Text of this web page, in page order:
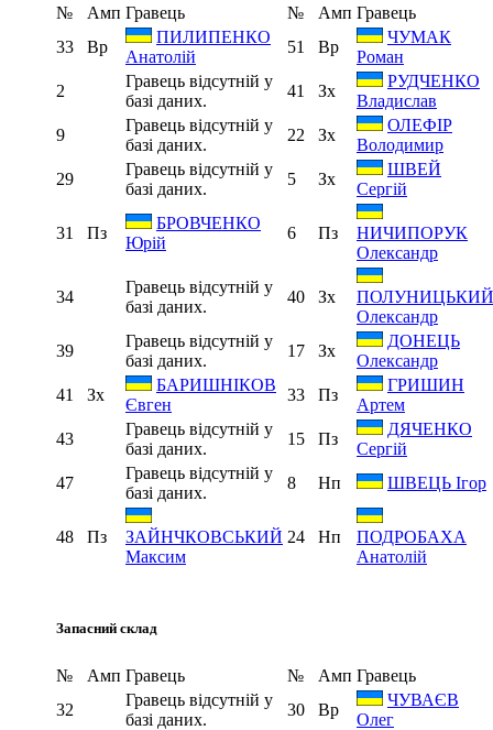
№ Амп Гравець № Амп Гравець
33
Вр
ПИЛИПЕНКО
Анатолій
51 Вр
ЧУМАК
Роман
2
Гравець відсутній у
базі даних.
41 Зх
РУДЧЕНКО
Владислав
9
Гравець відсутній у
базі даних.
22 Зх
ОЛЕФІР
Володимир
29
Гравець відсутній у
базі даних.
5 Зх
ШВЕЙ
Сергій
31 Пз
БРОВЧЕНКО
Юрій
6 Пз
НИЧИПОРУК
Олександр
34
Гравець відсутній у
базі даних.
40 Зх
ПОЛУНИЦЬКИЙ
Олександр
39
Гравець відсутній у
базі даних.
17 Зх
ДОНЕЦЬ
Олександр
41
Зх
БАРИШНІКОВ
Євген
33 Пз
ГРИШИН
Артем
43
Гравець відсутній у
базі даних.
15 Пз
ДЯЧЕНКО
Сергій
47
Гравець відсутній у
базі даних.
8 Нп ШВЕЦЬ Ігор
48 Пз
ЗАЙНЧКОВСЬКИЙ
Максим
24 Нп
ПОДРОБАХА
Анатолій
Запасний склад
№ Амп Гравець № Амп Гравець
32
Гравець відсутній у
базі даних.
30 Вр
ЧУВАЄВ
Олег